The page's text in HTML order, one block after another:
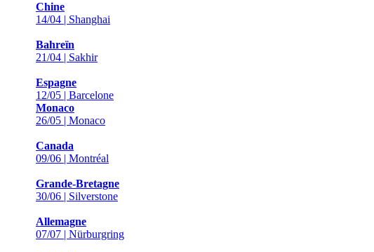
Chine
14/04 | Shanghai
Bahreïn
21/04 | Sakhir
Espagne
12/05 | Barcelone
Monaco
26/05 | Monaco
Canada
09/06 | Montréal
Grande-Bretagne
30/06 | Silverstone
Allemagne
07/07 | Nürburgring